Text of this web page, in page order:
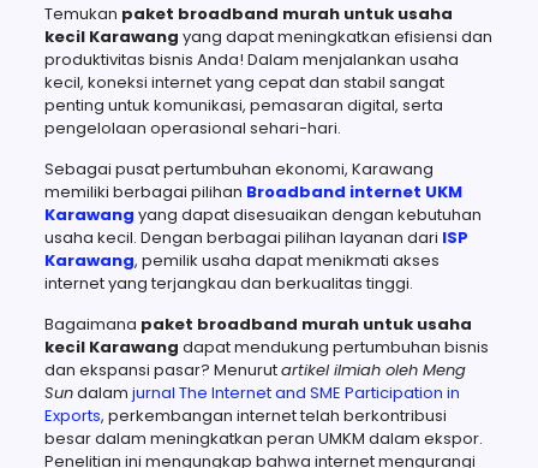
Temukan paket broadband murah untuk usaha
kecil Karawang yang dapat meningkatkan efisiensi dan
produktivitas bisnis Anda! Dalam menjalankan usaha
kecil, koneksi internet yang cepat dan stabil sangat
penting untuk komunikasi, pemasaran digital, serta
pengelolaan operasional sehari-hari.
Sebagai pusat pertumbuhan ekonomi, Karawang
memiliki berbagai pilihan Broadband internet UKM
Karawang yang dapat disesuaikan dengan kebutuhan
usaha kecil. Dengan berbagai pilihan layanan dari ISP
Karawang, pemilik usaha dapat menikmati akses
internet yang terjangkau dan berkualitas tinggi.
Bagaimana paket broadband murah untuk usaha
kecil Karawang dapat mendukung pertumbuhan bisnis
dan ekspansi pasar? Menurutartikel ilmiah oleh Meng
Sundalam jurnal The Internet and SME Participation in
Exports, perkembangan internet telah berkontribusi
besar dalam meningkatkan peran UMKM dalam ekspor.
Penelitian ini mengungkap bahwa internet mengurangi